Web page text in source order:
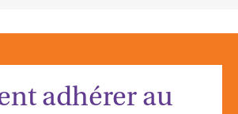
adhérer au